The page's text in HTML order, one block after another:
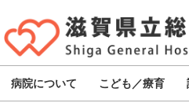
病院について こども／療育